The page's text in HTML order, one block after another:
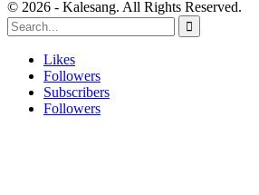
© 2026 - Kalesang. All Rights Reserved.
Likes
Followers
Subscribers
Followers